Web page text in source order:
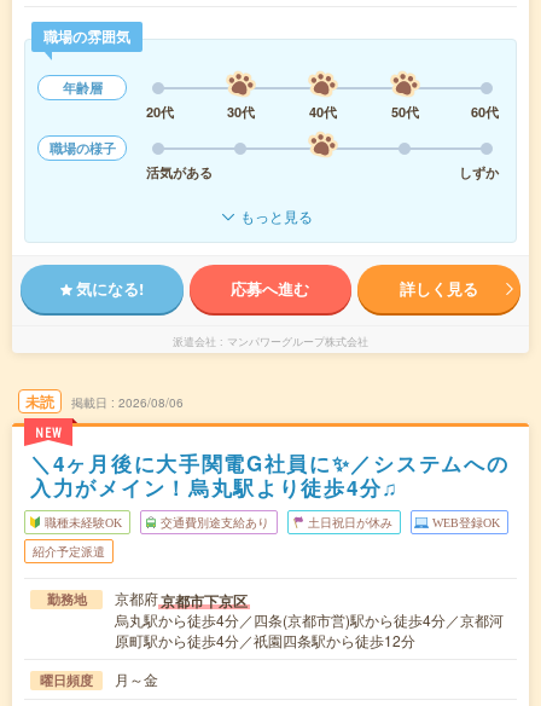
職場の雰囲気
年齢層
20代
30代 40代 50代
60代
職場の様子
活気がある
しずか
もっと見る
気になる! 応募へ進む 詳しく見る
派遣会社 マンパワーグループ株式会社
未読
NEW
掲載日 2026/08/06
＼4ヶ月後に大手関電G社員に✨／システムへの
入力がメイン！烏丸駅より徒歩4分♫
職種未経験OK 交通費別途支給あり 土日祝日が休み WEB登録OK
紹介予定派遣
勤務地 京都府京都市下京区
烏丸駅から徒歩4分／四条(京都市営)駅から徒歩4分／京都河
原町駅から徒歩4分／祇園四条駅から徒歩12分
曜日頻度 月～金